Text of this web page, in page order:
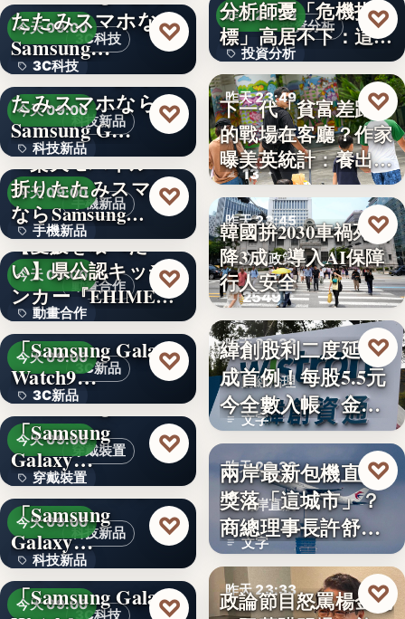
文字
3C科技
今天 09:00
3C科技
文字
たたみスマホなら
Samsung…
♡
科技新品
今天 09:00
科技新品
文字
＜ドコモ＞折りた
たみスマホなら
Samsung G…
♡
手機新品
今天 09:00
手機新品
4.1
＜楽天モバイル＞
折りたたみスマホ
ならSamsung…
♡
動畫合作
今天 09:00
動畫合作
108
【愛媛を喰べた
い】県公認キッチ
ンカー『EHIMEみ
きゃん…
♡
3C新品
今天 09:00
3C新品
文字
＜OPEN＞
「Samsung Galaxy
Watch9…
♡
穿戴裝置
今天 09:00
穿戴裝置
文字
＜Samsung＞
「Samsung
Galaxy…
♡
科技新品
今天 09:00
科技新品
文字
＜ソフトバンク＞
「Samsung
Galaxy…
♡
3C科技
今天 09:00
＜ドコモ＞
「Samsung Galaxy
♡
投資分析
昨天 23:59
投資分析
4.63%
分析師憂「危機指
標」高居不下：這次
一殺…
♡
昨天 23:49
親子教養
13
下一代「貧富差距」
的戰場在客廳？作家
曝美英統計：養出高
學…
♡
昨天 23:45
交通政策
2549
韓國拚2030車禍死亡
降3成 導入AI保障
行人安全
♡
昨天 23:38
財經治理
文字
緯創股利二度延發
成首例！每股5.5元
今全數入帳 金管
會曝…
♡
昨天 23:38
兩岸直航
文字
兩岸最新包機直航
獎落「這城市」？
商總理事長許舒博
透露8月…
♡
昨天 23:33
政論節目怒罵楊金龍
♡